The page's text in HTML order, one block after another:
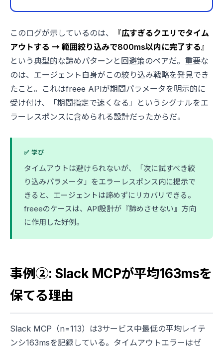
このログが示しているのは、
『広すぎるクエリでタイム
アウトする → 範囲絞り込みで800ms以内に完了する』
という典型的な諦めパターンと回避策のペアだ。重要な
のは、エージェント自身がこの絞り込み戦略を発見でき
たこと。これはfreee APIが期間パラメータを明示的に
受け付け、「期間指定で速くなる」というシグナルをエ
ラーレスポンスに含められる設計だったからだ。
✅ 学び
タイムアウトは避けられないが、「次に試すべき絞
り込みパラメータ」をエラーレスポンス内に提示で
きると、エージェントは諦めずにリカバリできる。
freeeのケースは、API設計が『諦めさせない』方向
に作用した好例。
事例②: Slack MCPが平均163msを
保てる理由
Slack MCP（n=113）は3サービス中最低の平均レイテ
ンシ163msを記録している。タイムアウトエラーはゼ